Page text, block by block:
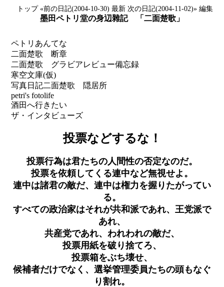
トップ «前の日記(2004-10-30) 最新 次の日記(2004-11-02)» 編集
墨田ペトリ堂の身辺雜記 「二面楚歌」
ペトリあんてな
二面楚歌 断章
二面楚歌 グラビアレビュー備忘録
寒空文庫(仮)
写真日記二面楚歌 隠居所
petri's fotolife
酒田へ行きたい
ザ・インタビューズ
投票などするな！
投票行為は君たちの人間性の否定なのだ。
投票を依頼してくる連中など無視せよ。
連中は諸君の敵だ、連中は権力を握りたがってい
る。
すべての政治家はそれが共和派であれ、王党派で
あれ、
共産党であれ、われわれの敵だ、
投票用紙を破り捨てろ、
投票箱をぶち壊せ、
候補者だけでなく、選挙管理委員たちの頭もなぐ
り割れ。